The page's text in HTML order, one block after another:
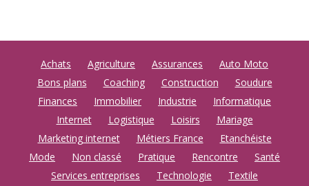
Achats Agriculture Assurances
Auto Moto
Bons plans
Coaching Construction
Soudure
Finances
Immobilier Industrie
Informatique
Internet
Logistique Loisirs
Mariage
Marketing internet
Métiers France
Etanchéiste
Mode
Non classé Pratique Rencontre
Santé
Services entreprises
Technologie
Textile